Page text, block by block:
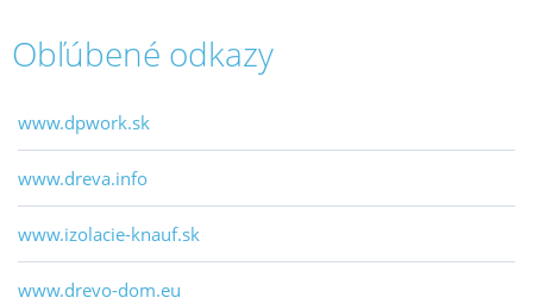
Obľúbené odkazy
www.dpwork.sk
www.dreva.info
www.izolacie-knauf.sk
www.drevo-dom.eu